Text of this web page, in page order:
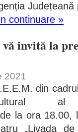
continuare »
invită la
2021
din
al
la ora 18.00,
„Livada